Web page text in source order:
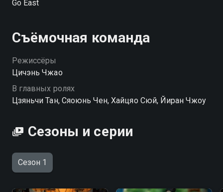
Go East
Съёмочная команда
Режиссёры
Цичэнь Чжао
В главных ролях
Цзяньчи Тан, Сяоюнь Чен, Хайцяо Сюй, Йиран Чжоу
Сезоны и серии
Сезон 1